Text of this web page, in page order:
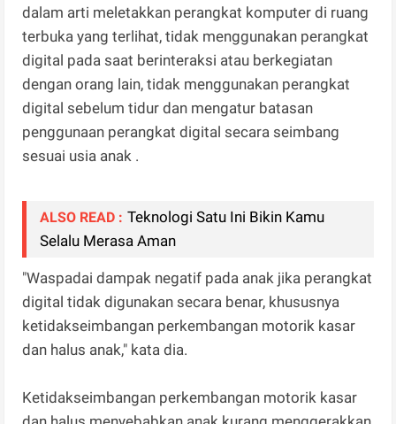
dalam arti meletakkan perangkat komputer di ruang
terbuka yang terlihat, tidak menggunakan perangkat
digital pada saat berinteraksi atau berkegiatan
dengan orang lain, tidak menggunakan perangkat
digital sebelum tidur dan mengatur batasan
penggunaan perangkat digital secara seimbang
sesuai usia anak .
ALSO READ : Teknologi Satu Ini Bikin Kamu
Selalu Merasa Aman
"Waspadai dampak negatif pada anak jika perangkat
digital tidak digunakan secara benar, khususnya
ketidakseimbangan perkembangan motorik kasar
dan halus anak," kata dia.
Ketidakseimbangan perkembangan motorik kasar